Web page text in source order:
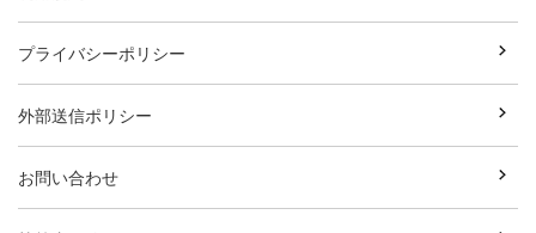
プライバシーポリシー
外部送信ポリシー
お問い合わせ